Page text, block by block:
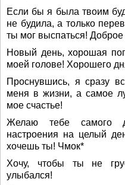
Если бы я была твоим
не будила, а только
ты мог выспаться!
Новый день, хорошая
моей голове! Хорошего
Проснувшись, я сразу
меня в жизни, а самое
мое счастье!
Желаю тебе самого
настроения на целый
хочешь ты! Чмок*
Хочу, чтобы ты не
улыбался!